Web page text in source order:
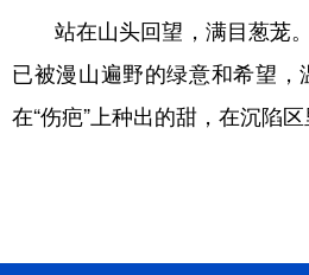
站在山头回望，满目葱茏
已被漫山遍野的绿意和希望，
在“伤疤”上种出的甜，在沉陷区